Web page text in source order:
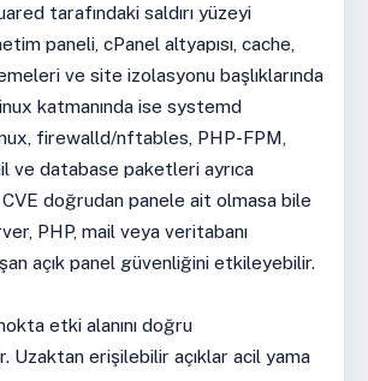
tarafındaki saldırı yüzeyi
paneli, cPanel altyapısı, cache,
ve site izolasyonu başlıklarında
katmanında ise systemd
firewalld/nftables, PHP-FPM,
ve database paketleri ayrıca
doğrudan panele ait olmasa bile
PHP, mail veya veritabanı
açık panel güvenliğini etkileyebilir.
etki alanını doğru
Uzaktan erişilebilir açıklar acil yama